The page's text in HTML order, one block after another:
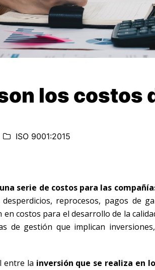
los costos
ISO 9001:2015
serie de costos para las
reprocesos, pagos de
costos para el desarrollo de la
de gestión que implican
entre la inversión que se realiza en